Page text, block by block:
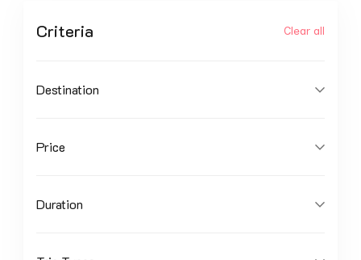
Criteria Clear all
Destination
Price
Duration